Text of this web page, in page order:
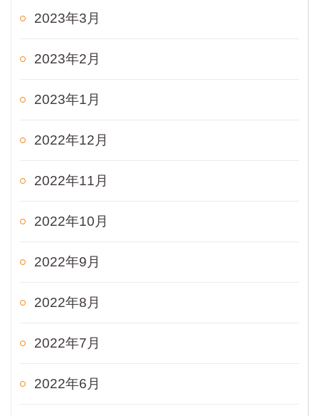
2023年3月
2023年2月
2023年1月
2022年12月
2022年11月
2022年10月
2022年9月
2022年8月
2022年7月
2022年6月